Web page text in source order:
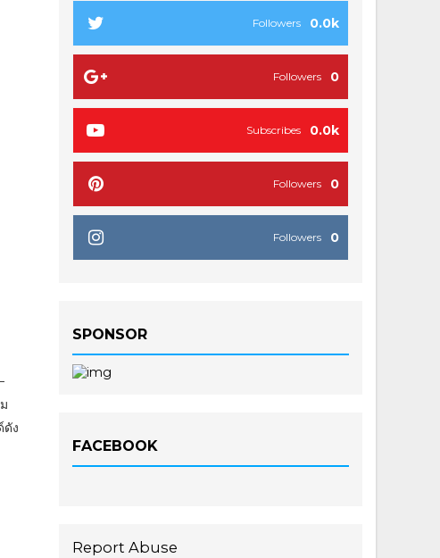
ดัง
0.0k
Followers
0
Followers
0.0k
Subscribes
0
Followers
0
Followers
SPONSOR
FACEBOOK
Report Abuse